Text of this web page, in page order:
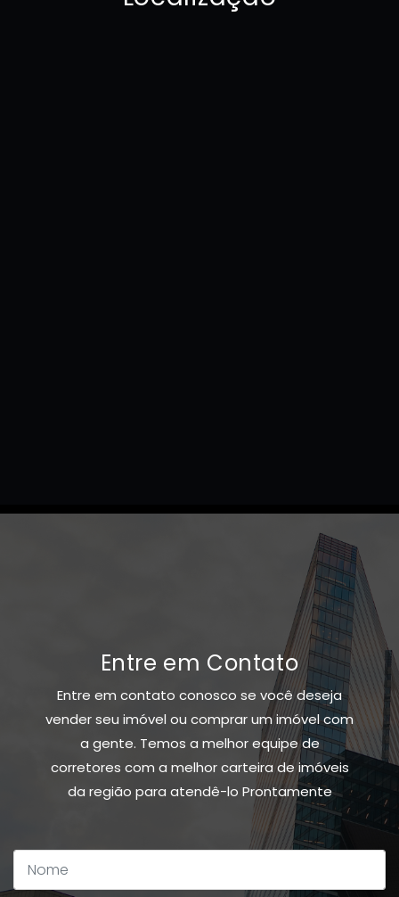
Entre em Contato
Entre em contato conosco se você deseja
vender seu imóvel ou comprar um imóvel com
a gente. Temos a melhor equipe de
corretores com a melhor carteira de imóveis
da região para atendê-lo Prontamente